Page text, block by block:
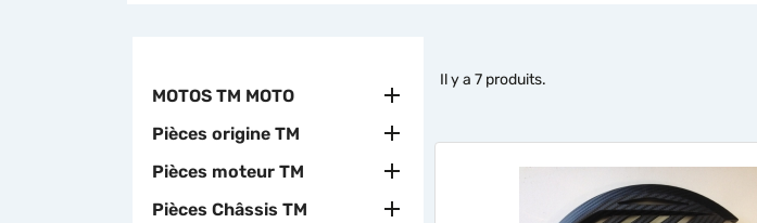
MOTOS TM MOTO 
Pièces origine TM 
Pièces moteur TM 
Pièces Châssis TM 
Il y a 7 produits.